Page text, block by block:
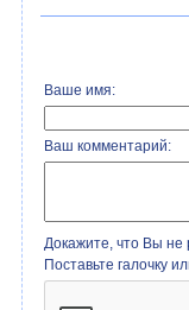
Ваше имя:
Ваш комментарий:
Докажите, что Вы не
Поставьте галочку